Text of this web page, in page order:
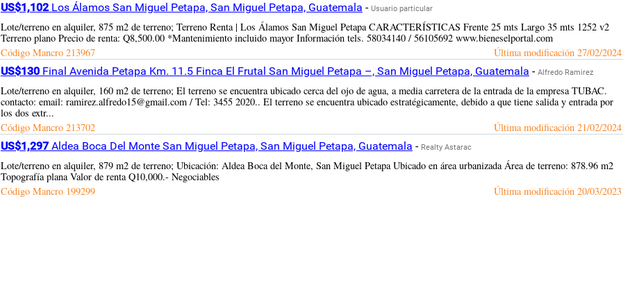
US$1,102Los Álamos San Miguel Petapa, San Miguel Petapa, Guatemala - Usuario particular
Lote/terreno en alquiler, 875 m2 de terreno; Terreno Renta | Los Álamos San Miguel Petapa CARACTERÍSTICAS Frente 25 mts Largo 35 mts 1252 v2
Terreno plano Precio de renta: Q8,500.00 *Mantenimiento incluido mayor Información tels. 58034140 / 56105692 www.bieneselportal.com
Código Mancro 213967 Última modificación 27/02/2024
US$130Final Avenida Petapa Km. 11.5 Finca El Frutal San Miguel Petapa –, San Miguel Petapa, Guatemala - Alfredo Ramirez
Lote/terreno en alquiler, 160 m2 de terreno; El terreno se encuentra ubicado cerca del ojo de agua, a media carretera de la entrada de la empresa TUBAC.
contacto: email: ramirez.alfredo15@gmail.com / Tel: 3455 2020.. El terreno se encuentra ubicado estratégicamente, debido a que tiene salida y entrada por
los dos extr...
Código Mancro 213702 Última modificación 21/02/2024
US$1,297Aldea Boca Del Monte San Miguel Petapa, San Miguel Petapa, Guatemala - Realty Astarac
Lote/terreno en alquiler, 879 m2 de terreno; Ubicación: Aldea Boca del Monte, San Miguel Petapa Ubicado en área urbanizada Área de terreno: 878.96 m2
Topografía plana Valor de renta Q10,000.- Negociables
Código Mancro 199299 Última modificación 20/03/2023